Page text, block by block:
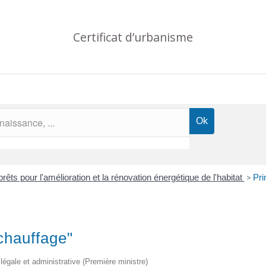
Certificat d’urbanisme
pour l'amélioration et la rénovation énergétique de l'habitat >
et administrative (Première ministre)